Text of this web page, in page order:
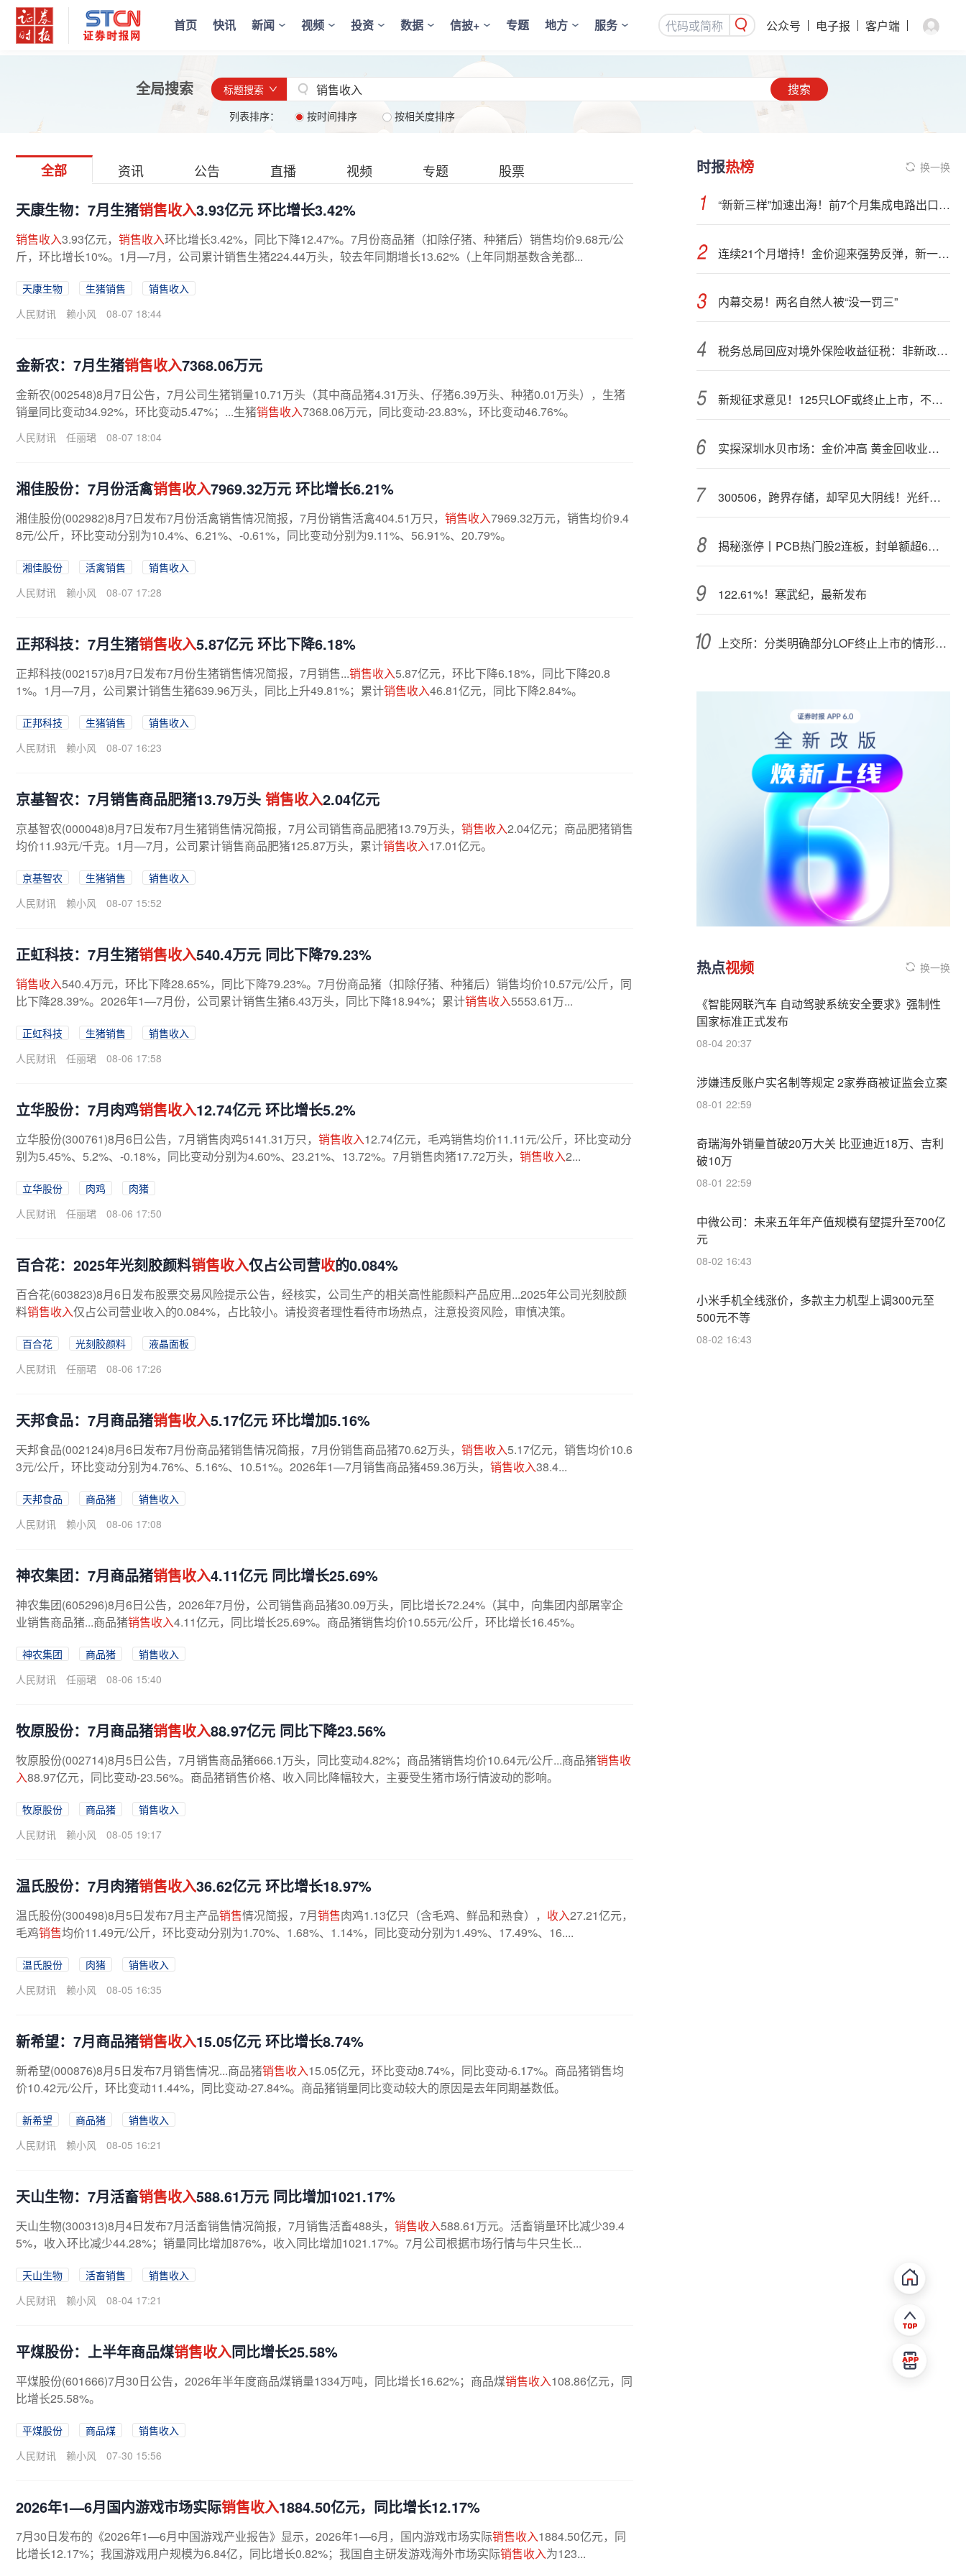
首页 快讯 新闻 视频 投资 数据 信披+ 专题 地方 服务 公众号 电子报 客户端
全局搜索 标题搜索 搜索
列表排序： 按时间排序 按相关度排序
全部 资讯 公告 直播 视频 专题 股票
天康生物：7月生猪销售收入3.93亿元 环比增长3.42%
销售收入3.93亿元， 销售收入环比增长3.42%，同比下降12.47%。7月份商品猪（扣除仔猪、种猪后）销售均价9.68元/公
斤，环比增长10%。1月—7月，公司累计销售生猪224.44万头，较去年同期增长13.62%（上年同期基数含羌都...
天康生物 生猪销售
销售收入
人民财讯
赖小风 08-07 18:44
金新农：7月生猪销售收入7368.06万元
金新农(002548)8月7日公告，7月公司生猪销量10.71万头（其中商品猪4.31万头、仔猪6.39万头、种猪0.01万头），生猪
销量同比变动34.92%，环比变动5.47%；...生猪销售收入7368.06万元，同比变动-23.83%，环比变动46.76%。
人民财讯 任丽珺 08-07 18:04
湘佳股份：7月份活禽销售收入7969.32万元 环比增长6.21%
湘佳股份(002982)8月7日发布7月份活禽销售情况简报，7月份销售活禽404.51万只， 销售收入7969.32万元，销售均价9.4
8元/公斤，环比变动分别为10.4%、6.21%、-0.61%，同比变动分别为9.11%、56.91%、20.79%。
湘佳股份 活禽销售
销售收入
人民财讯
赖小风 08-07 17:28
正邦科技：7月生猪销售收入5.87亿元 环比下降6.18%
正邦科技(002157)8月7日发布7月份生猪销售情况简报，7月销售...销售收入5.87亿元，环比下降6.18%，同比下降20.8
1%。1月—7月，公司累计销售生猪639.96万头，同比上升49.81%；累计销售收入46.81亿元，同比下降2.84%。
正邦科技 生猪销售
销售收入
人民财讯
赖小风 08-07 16:23
京基智农：7月销售商品肥猪13.79万头 销售收入2.04亿元
京基智农(000048)8月7日发布7月生猪销售情况简报，7月公司销售商品肥猪13.79万头， 销售收入2.04亿元；商品肥猪销售
均价11.93元/千克。1月—7月，公司累计销售商品肥猪125.87万头，累计销售收入17.01亿元。
京基智农 生猪销售
销售收入
人民财讯
赖小风 08-07 15:52
正虹科技：7月生猪销售收入540.4万元 同比下降79.23%
销售收入540.4万元，环比下降28.65%，同比下降79.23%。7月份商品猪（扣除仔猪、种猪后）销售均价10.57元/公斤，同
比下降28.39%。2026年1—7月份，公司累计销售生猪6.43万头，同比下降18.94%；累计销售收入5553.61万...
正虹科技 生猪销售
销售收入
人民财讯
任丽珺 08-06 17:58
立华股份：7月肉鸡销售收入12.74亿元 环比增长5.2%
立华股份(300761)8月6日公告，7月销售肉鸡5141.31万只， 销售收入12.74亿元，毛鸡销售均价11.11元/公斤，环比变动分
别为5.45%、5.2%、-0.18%，同比变动分别为4.60%、23.21%、13.72%。7月销售肉猪17.72万头， 销售收入2...
立华股份 肉鸡
肉猪
人民财讯
任丽珺 08-06 17:50
百合花：2025年光刻胶颜料销售收入仅占公司营收的0.084%
百合花(603823)8月6日发布股票交易风险提示公告，经核实，公司生产的相关高性能颜料产品应用...2025年公司光刻胶颜
料销售收入仅占公司营业收入的0.084%，占比较小。请投资者理性看待市场热点，注意投资风险，审慎决策。
百合花 光刻胶颜料
液晶面板
人民财讯
任丽珺 08-06 17:26
天邦食品：7月商品猪销售收入5.17亿元 环比增加5.16%
天邦食品(002124)8月6日发布7月份商品猪销售情况简报，7月份销售商品猪70.62万头， 销售收入5.17亿元，销售均价10.6
3元/公斤，环比变动分别为4.76%、5.16%、10.51%。2026年1—7月销售商品猪459.36万头， 销售收入38.4...
天邦食品 商品猪
销售收入
人民财讯
赖小风 08-06 17:08
神农集团：7月商品猪销售收入4.11亿元 同比增长25.69%
神农集团(605296)8月6日公告，2026年7月份，公司销售商品猪30.09万头，同比增长72.24%（其中，向集团内部屠宰企
业销售商品猪...商品猪销售收入4.11亿元，同比增长25.69%。商品猪销售均价10.55元/公斤，环比增长16.45%。
神农集团 商品猪
销售收入
人民财讯
任丽珺 08-06 15:40
牧原股份：7月商品猪销售收入88.97亿元 同比下降23.56%
牧原股份(002714)8月5日公告，7月销售商品猪666.1万头，同比变动4.82%；商品猪销售均价10.64元/公斤...商品猪销售收
入88.97亿元，同比变动-23.56%。商品猪销售价格、收入同比降幅较大，主要受生猪市场行情波动的影响。
牧原股份 商品猪
销售收入
人民财讯
赖小风 08-05 19:17
温氏股份：7月肉猪销售收入36.62亿元 环比增长18.97%
温氏股份(300498)8月5日发布7月主产品销售情况简报，7月销售肉鸡1.13亿只（含毛鸡、鲜品和熟食）， 收入27.21亿元，
毛鸡销售均价11.49元/公斤，环比变动分别为1.70%、1.68%、1.14%，同比变动分别为1.49%、17.49%、16....
温氏股份 肉猪
销售收入
人民财讯
赖小风 08-05 16:35
新希望：7月商品猪销售收入15.05亿元 环比增长8.74%
新希望(000876)8月5日发布7月销售情况...商品猪销售收入15.05亿元，环比变动8.74%，同比变动-6.17%。商品猪销售均
价10.42元/公斤，环比变动11.44%，同比变动-27.84%。商品猪销量同比变动较大的原因是去年同期基数低。
新希望 商品猪
销售收入
人民财讯
赖小风 08-05 16:21
天山生物：7月活畜销售收入588.61万元 同比增加1021.17%
天山生物(300313)8月4日发布7月活畜销售情况简报，7月销售活畜488头， 销售收入588.61万元。活畜销量环比减少39.4
5%，收入环比减少44.28%；销量同比增加876%，收入同比增加1021.17%。7月公司根据市场行情与牛只生长...
天山生物 活畜销售
销售收入
人民财讯
赖小风 08-04 17:21
平煤股份：上半年商品煤销售收入同比增长25.58%
平煤股份(601666)7月30日公告，2026年半年度商品煤销量1334万吨，同比增长16.62%；商品煤销售收入108.86亿元，同
比增长25.58%。
平煤股份 商品煤
销售收入
人民财讯
赖小风 07-30 15:56
2026年1—6月国内游戏市场实际销售收入1884.50亿元，同比增长12.17%
7月30日发布的《2026年1—6月中国游戏产业报告》显示，2026年1—6月，国内游戏市场实际销售收入1884.50亿元，同
比增长12.17%；我国游戏用户规模为6.84亿，同比增长0.82%；我国自主研发游戏海外市场实际销售收入为123...
时报热榜 换一换
“新新三样”加速出海！前7个月集成电路出口额接近翻倍
连续21个月增持！金价迎来强势反弹，新一轮上行窗口开启？
内幕交易！两名自然人被“没一罚三”
税务总局回应对境外保险收益征税：非新政策，无需过度解读
新规征求意见！125只LOF或终止上市，不影响基金正常投资运作
实探深圳水贝市场：金价冲高 黄金回收业务率先回暖
300506，跨界存储，却罕见大阴线！光纤需求激增，稀土细分原料，火了
揭秘涨停丨PCB热门股2连板，封单额超6亿元
122.61%！寒武纪，最新发布
上交所：分类明确部分LOF终止上市的情形和程序
热点视频 换一换
《智能网联汽车 自动驾驶系统安全要求》强制性
国家标准正式发布
08-04 20:37
涉嫌违反账户实名制等规定 2家券商被证监会立案
08-01 22:59
奇瑞海外销量首破20万大关 比亚迪近18万、吉利
破10万
08-01 22:59
中微公司：未来五年年产值规模有望提升至700亿
元
08-02 16:43
小米手机全线涨价，多款主力机型上调300元至
500元不等
08-02 16:43